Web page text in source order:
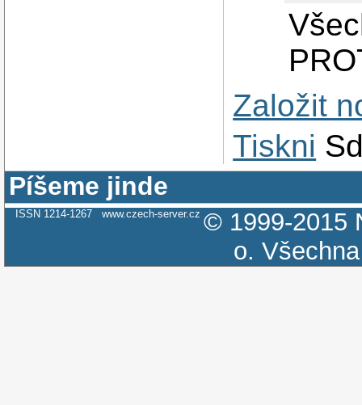
Založit
Tiskni
Píšeme jinde
ISSN 1214-1267 www.czech-server.cz © 1999-2015
o.